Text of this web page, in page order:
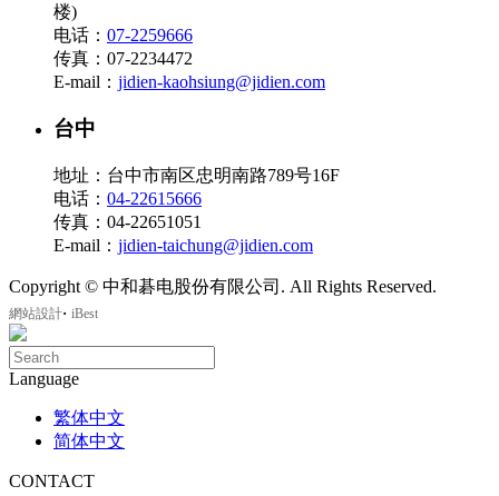
楼)
电话： 07-2259666
传真：07-2234472
E-mail： jidien-kaohsiung@jidien.com
台中
地址：台中市南区忠明南路789号16F
电话： 04-22615666
传真：04-22651051
E-mail： jidien-taichung@jidien.com
Copyright © 中和碁电股份有限公司. All Rights Reserved.
網站設計‧ iBest
Language
繁体中文
简体中文
CONTACT